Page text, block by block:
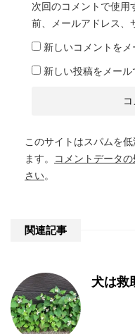
次回のコメントで使用
前、メールアドレス、
新しいコメントをメ
新しい投稿をメール
このサイトはスパムを
ます。
コメントデータ
さい。
関連記事
犬は救